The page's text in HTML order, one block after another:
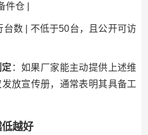
件仓 |
台数 | 不低于50台，且公开可访
：如果厂家能主动提供上述维
放宣传册，通常表明其具备工
越好